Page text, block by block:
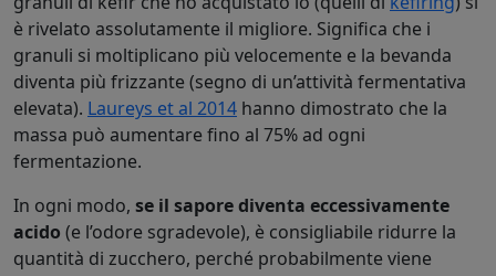
è rivelato assolutamente il migliore. Significa che i
granuli si moltiplicano più velocemente e la bevanda
diventa più frizzante (segno di un’attività fermentativa
elevata). Laureys et al 2014 hanno dimostrato che la
massa può aumentare fino al 75% ad ogni
fermentazione.
In ogni modo, se il sapore diventa eccessivamente
acido (e l’odore sgradevole), è consigliabile ridurre la
quantità di zucchero, perché probabilmente viene